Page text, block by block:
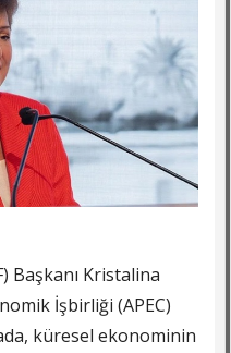
Başkanı Kristalina
İşbirliği (APEC)
küresel ekonominin